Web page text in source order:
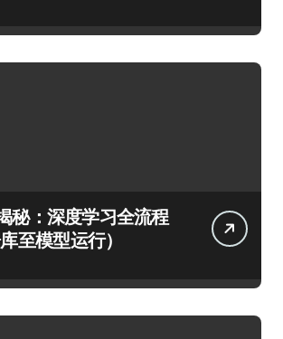
秘：深度学习全流程
至模型运行）